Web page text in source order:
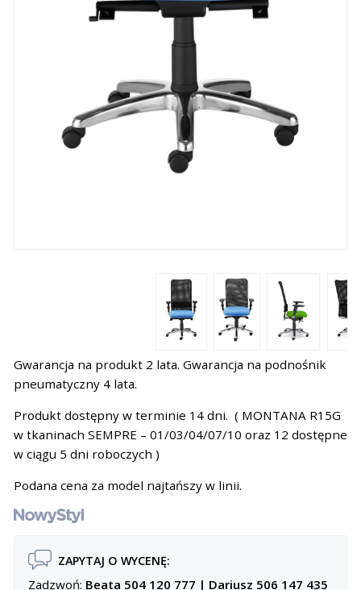
Gwarancja na produkt 2 lata. Gwarancja na podnośnik
pneumatyczny 4 lata.
Produkt dostępny w terminie 14 dni. ( MONTANA R15G
w tkaninach SEMPRE – 01/03/04/07/10 oraz 12 dostępne
w ciągu 5 dni roboczych )
Podana cena za model najtańszy w linii.
ZAPYTAJ O WYCENĘ:
Zadzwoń: Beata 504 120 777 | Dariusz 506 147 435